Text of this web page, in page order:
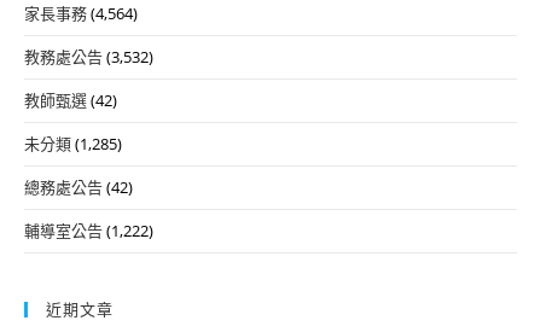
家長事務(4,564)
教務處公告(3,532)
教師甄選(42)
未分類(1,285)
總務處公告(42)
輔導室公告(1,222)
近期文章